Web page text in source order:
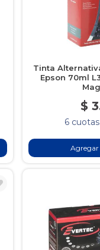
Tinta
Epson 70ml
$
6